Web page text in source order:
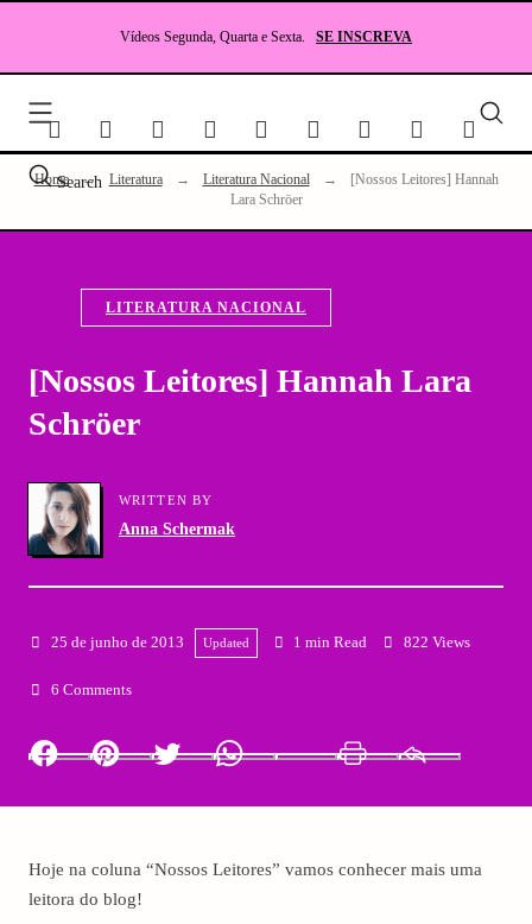
Vídeos Segunda, Quarta e Sexta. SE INSCREVA
Search
Home → Literatura → Literatura Nacional →
[Nossos Leitores] Hannah
Lara Schröer
LITERATURA NACIONAL
[Nossos Leitores] Hannah Lara
Schröer
WRITTEN BY
Anna Schermak
25 de junho de 2013 Updated 1 min Read 822 Views
6 Comments
Facebook Pinterest Twitter
Hoje na coluna “Nossos Leitores” vamos conhecer mais uma
leitora do blog!